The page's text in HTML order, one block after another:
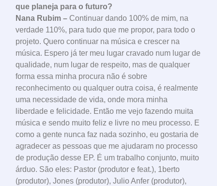
que planeja para o futuro?
Nana Rubim – Continuar dando 100% de mim, na
verdade 110%, para tudo que me propor, para todo o
projeto. Quero continuar na música e crescer na
música. Espero já ter meu lugar cravado num lugar de
qualidade, num lugar de respeito, mas de qualquer
forma essa minha procura não é sobre
reconhecimento ou qualquer outra coisa, é realmente
uma necessidade de vida, onde mora minha
liberdade e felicidade. Então me vejo fazendo muita
música e sendo muito feliz e livre no meu processo. E
como a gente nunca faz nada sozinho, eu gostaria de
agradecer as pessoas que me ajudaram no processo
de produção desse EP. É um trabalho conjunto, muito
árduo. São eles: Pastor (produtor e feat.), 1berto
(produtor), Jones (produtor), Julio Anfer (produtor),